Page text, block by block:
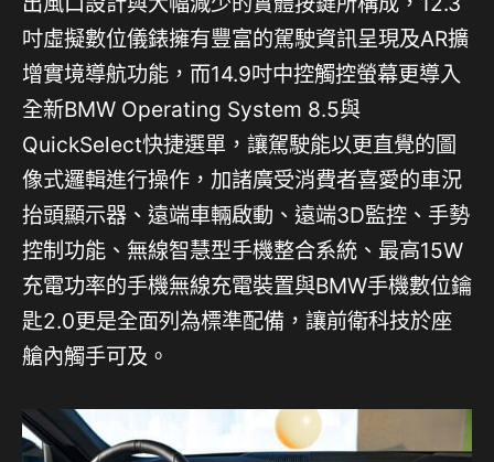
吋虛擬數位儀錶擁有豐富的駕駛資訊呈現及AR擴
增實境導航功能，而14.9吋中控觸控螢幕更導入
全新BMW Operating System 8.5與
QuickSelect快捷選單，讓駕駛能以更直覺的圖
像式邏輯進行操作，加諸廣受消費者喜愛的車況
抬頭顯示器、遠端車輛啟動、遠端3D監控、手勢
控制功能、無線智慧型手機整合系統、最高15W
充電功率的手機無線充電裝置與BMW手機數位鑰
匙2.0更是全面列為標準配備，讓前衛科技於座
艙內觸手可及。